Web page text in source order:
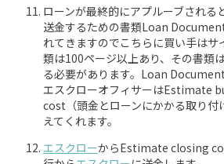
ローンが最終的にアプルーブされる
送金するための書類Loan
れてきますのでこちらに買い手はサ
類は100ページ以上あり、その書類
る必要があります。Loan
エスクローオフィサーはEstimate
cost（頭金とローンにかかる取り付
えてくれます。
エスクローからEstimate closing